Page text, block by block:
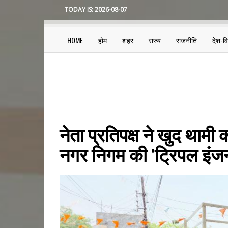
TODAY IS:2026-08-07
Main
HOME होम शहर राज्य राजनीति देश-
नेता प्रतिपक्ष ने खुद थामी
नगर निगम की 'ट्रिपल